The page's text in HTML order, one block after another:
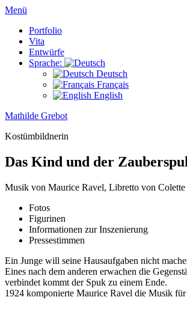
Menü
Portfolio
Vita
Entwürfe
Sprache:
Deutsch
Français
English
Mathilde Grebot
Kostümbildnerin
Das Kind und der
Musik von Maurice Ravel, Libretto von Colette
Fotos
Figurinen
Informationen zur Inszenierung
Pressestimmen
Ein Junge will seine Hausaufgaben nicht
Eines nach dem anderen erwachen die
verbindet kommt der Spuk zu einem Ende.
1924 komponierte Maurice Ravel die Musik